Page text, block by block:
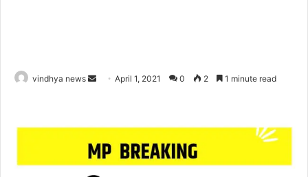
vindhya news
SendApril 1, 2021 0 2 1 minute read